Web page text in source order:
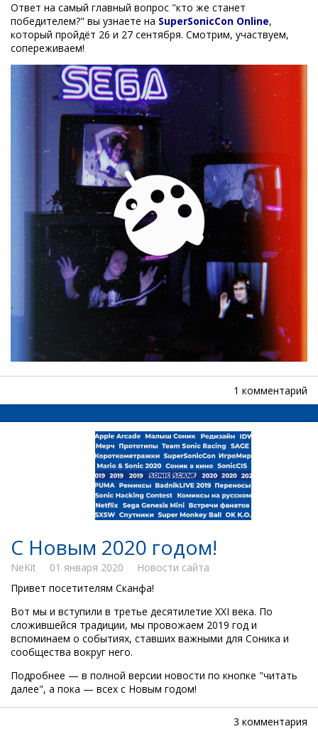
Ответ на самый главный вопрос "кто же станет
победителем?" вы узнаете на SuperSonicCon Online,
который пройдёт 26 и 27 сентября. Смотрим, участвуем,
сопереживаем!
1 комментарий
С Новым 2020 годом!
NeKit 01 января 2020
Новости сайта
Привет посетителям Сканфа!
Вот мы и вступили в третье десятилетие XXI века. По
сложившейся традиции, мы провожаем 2019 год и
вспоминаем о событиях, ставших важными для Соника и
сообщества вокруг него.
Подробнее — в полной версии новости по кнопке "читать
далее", а пока — всех с Новым годом!
3 комментария